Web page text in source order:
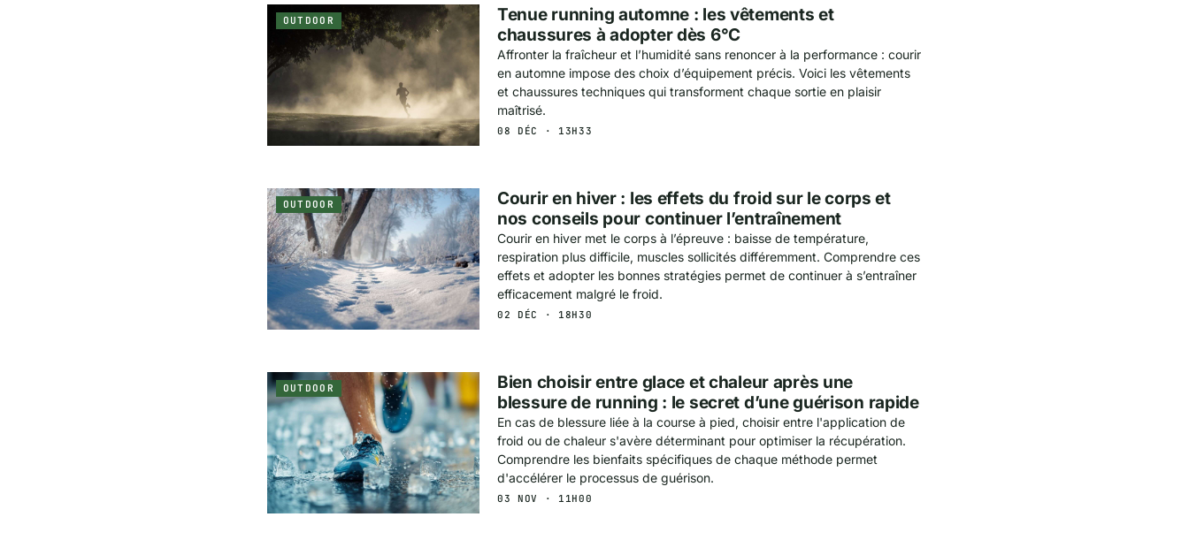
OUTDOOR
Tenue running automne : les vêtements et
chaussures à adopter dès 6°C
Affronter la fraîcheur et l’humidité sans renoncer à la performance : courir
en automne impose des choix d’équipement précis. Voici les vêtements
et chaussures techniques qui transforment chaque sortie en plaisir
maîtrisé.
08 DÉC · 13H33
OUTDOOR
Courir en hiver : les effets du froid sur le corps et
nos conseils pour continuer l’entraînement
Courir en hiver met le corps à l’épreuve : baisse de température,
respiration plus difficile, muscles sollicités différemment. Comprendre ces
effets et adopter les bonnes stratégies permet de continuer à s’entraîner
efficacement malgré le froid.
02 DÉC · 18H30
OUTDOOR
Bien choisir entre glace et chaleur après une
blessure de running : le secret d’une guérison rapide
En cas de blessure liée à la course à pied, choisir entre l'application de
froid ou de chaleur s'avère déterminant pour optimiser la récupération.
Comprendre les bienfaits spécifiques de chaque méthode permet
d'accélérer le processus de guérison.
03 NOV · 11H00